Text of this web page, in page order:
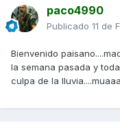
paco4990
Publicado 11 de
Bienvenido
la semana pasada y
culpa de la